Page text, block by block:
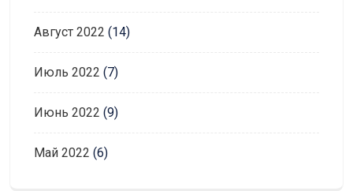
Август 2022 (14)
Июль 2022 (7)
Июнь 2022 (9)
Май 2022 (6)